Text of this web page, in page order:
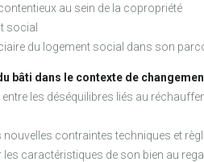
au sein de la copropriété
social
du logement social dans son
bâti dans le contexte de
les déséquilibres liés au
nouvelles contraintes techniques et
les caractéristiques de son bien au